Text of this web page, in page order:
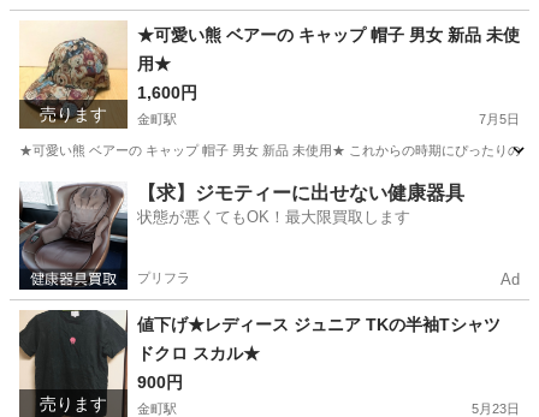
東京 葛飾区 金町駅 本/CD/DVD
売ります
★可愛い熊 ベアーの キャップ 帽子 男女 新品 未使
用★
1,600円
金町駅 7月5日
★可愛い熊 ベアーの キャップ 帽子 男女 新品 未使用★ これからの時期にぴったりの
東京 葛飾区 金町駅 小物 クマ
【求】ジモティーに出せない健康器具
状態が悪くてもOK！最大限買取します
プリフラ Ad
売ります
値下げ★レディース ジュニア TKの半袖Tシャツ
ドクロ スカル★
900円
金町駅 5月23日